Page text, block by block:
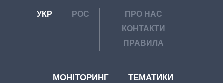
УКР РОС
ПРО НАС
КОНТАКТИ
ПРАВИЛА
МОНІТОРИНГ ТЕМАТИКИ